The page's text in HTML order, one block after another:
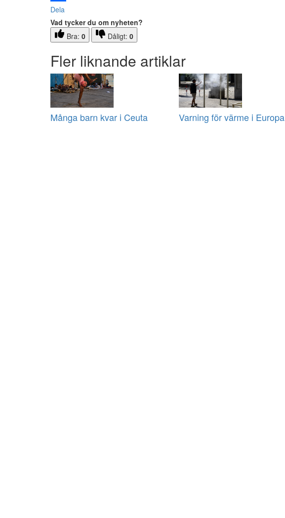
Dela
Vad tycker du om nyheten?
Bra: 0 Dåligt: 0
Fler liknande artiklar
Många barn kvar i Ceuta Varning för värme i Europa